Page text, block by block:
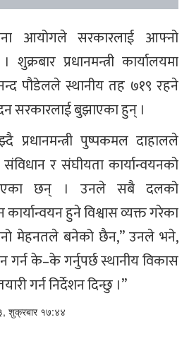
आयोगले सरकारलाई आफ्नो
प्रधानमन्त्री कार्यालयमा
पौडेलले स्थानीय तह ७१९ रहने
सरकारलाई बुझाएका हुन् ।
प्रधानमन्त्री पुष्पकमल दाहालले
र संघीयता कार्यान्वयनको
छन् । उनले सबै दलको
कार्यान्वयन हुने विश्वास व्यक्त गरेका
मेहनतले बनेको छैन,” उनले भने,
गर्न के–के गर्नुपर्छ स्थानीय विकास
गर्न निर्देशन दिन्छु ।”
शुक्रबार १७:४४